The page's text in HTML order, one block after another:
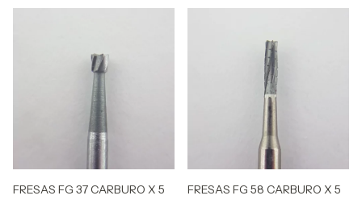
FRESAS FG 37 CARBURO X 5 FRESAS FG 58 CARBURO X 5